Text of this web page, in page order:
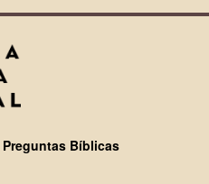
Preguntas Bíblicas